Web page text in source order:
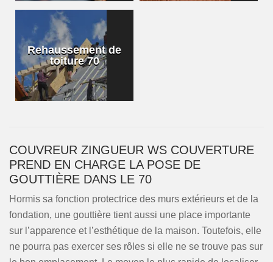
Rehaussement de
toiture 70
COUVREUR ZINGUEUR WS COUVERTURE
PREND EN CHARGE LA POSE DE
GOUTTIÈRE DANS LE 70
Hormis sa fonction protectrice des murs extérieurs et de la
fondation, une gouttière tient aussi une place importante
sur l’apparence et l’esthétique de la maison. Toutefois, elle
ne pourra pas exercer ses rôles si elle ne se trouve pas sur